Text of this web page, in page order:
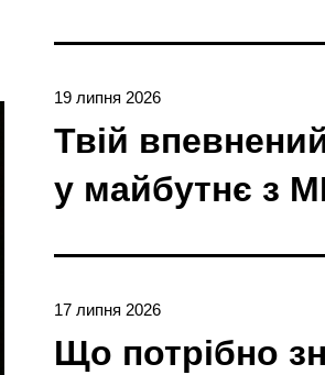
19 липня 2026
Твій
у майбутнє з
17 липня 2026
Що потрібно